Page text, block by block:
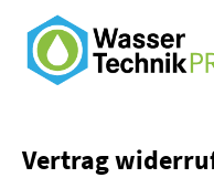
Vertrag